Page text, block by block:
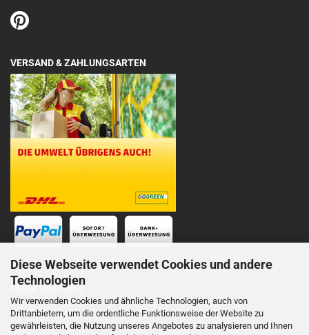
Diese Webseite verwendet Cookies und andere
Technologien
Wir verwenden Cookies und ähnliche Technologien, auch von
Drittanbietern, um die ordentliche Funktionsweise der Website zu
gewährleisten, die Nutzung unseres Angebotes zu analysieren und Ihnen
VERSAND & ZAHLUNGSARTEN
DEINE VORTEILE
Schnelle Lieferung